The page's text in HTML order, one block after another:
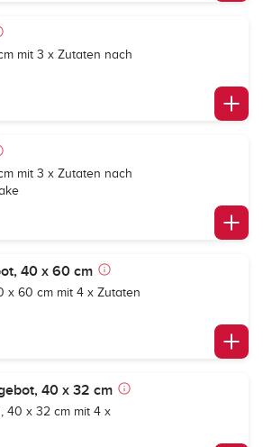
mit 3 x Zutaten nach
mit 3 x Zutaten nach
40 x 60 cm
x 60 cm mit 4 x Zutaten
40 x 32 cm
40 x 32 cm mit 4 x